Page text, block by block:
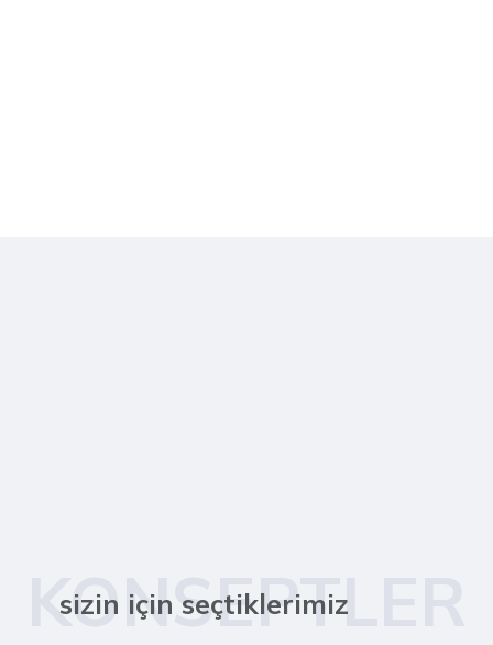
KONSEPTLER
sizin için seçtiklerimiz